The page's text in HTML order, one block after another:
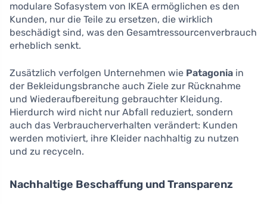
modulare Sofasystem von IKEA ermöglichen es den
Kunden, nur die Teile zu ersetzen, die wirklich
beschädigt sind, was den Gesamtressourcenverbrauch
erheblich senkt.
Zusätzlich verfolgen Unternehmen wie Patagonia in
der Bekleidungsbranche auch Ziele zur Rücknahme
und Wiederaufbereitung gebrauchter Kleidung.
Hierdurch wird nicht nur Abfall reduziert, sondern
auch das Verbraucherverhalten verändert: Kunden
werden motiviert, ihre Kleider nachhaltig zu nutzen
und zu recyceln.
Nachhaltige Beschaffung und Transparenz